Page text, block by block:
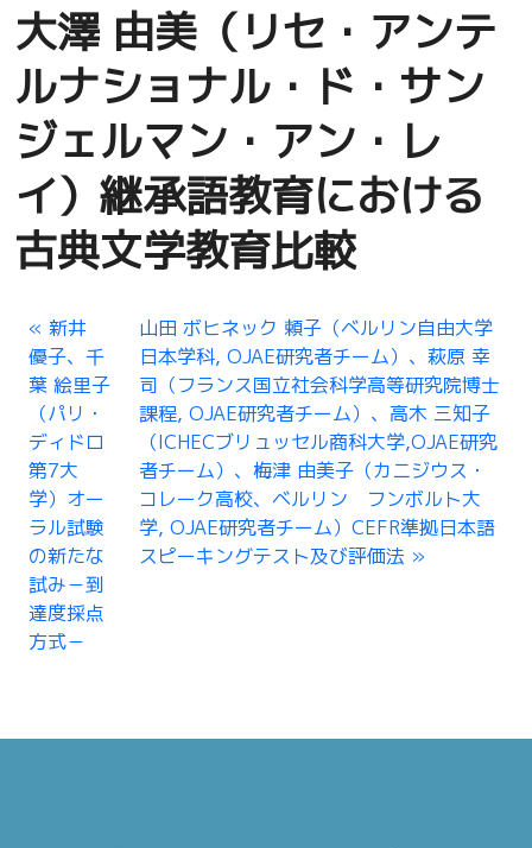
大澤 由美（リセ・アンテ
ルナショナル・ド・サン
ジェルマン・アン・レ
イ）継承語教育における
古典文学教育比較
新井
優子、千
葉 絵里子
（パリ・
ディドロ
第7大
学）オー
ラル試験
の新たな
試み－到
達度採点
方式－
山田 ボヒネック 頼子（ベルリン自由大学
日本学科, OJAE研究者チーム）、萩原 幸
司（フランス国立社会科学高等研究院博士
課程, OJAE研究者チーム）、高木 三知子
（ICHECブリュッセル商科大学,OJAE研究
者チーム）、梅津 由美子（カニジウス・
コレーク高校、ベルリン フンボルト大
学, OJAE研究者チーム）CEFR準拠日本語
スピーキングテスト及び評価法